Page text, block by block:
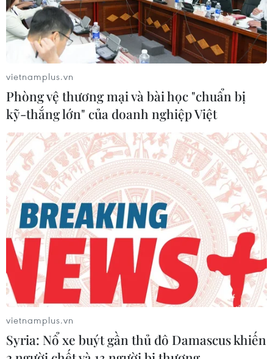
vietnamplus.vn
Phòng vệ thương mại và bài học "chuẩn bị
kỹ-thắng lớn" của doanh nghiệp Việt
vietnamplus.vn
Syria: Nổ xe buýt gần thủ đô Damascus khiến